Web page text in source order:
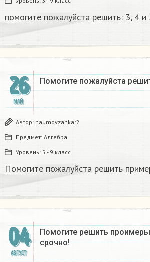
помогите пожалуйста решить: 3, 4 и
26
МАЙ
Помогите пожалуйста
Автор: naumovzahkar2
Предмет: Алгебра
Уровень: 5 - 9 класс
Помогите пожалуйста решить
04
АВГУСТ
Помогите решить
срочно!​